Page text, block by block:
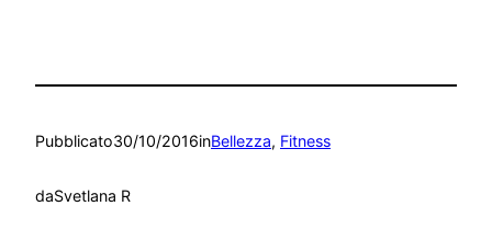
Pubblicato30/10/2016inBellezza, Fitness
daSvetlana R